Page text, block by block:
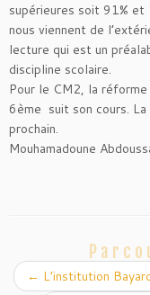
supérieures soit 91%
nous viennent de
lecture qui est un
discipline scolaire.
Pour le CM2, la réforme
6ème suit son cours. La
prochain.
Mouhamadoune
← L’institution